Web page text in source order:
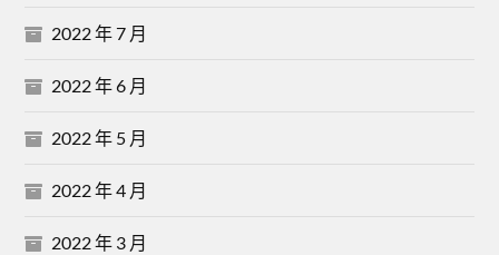
2022 年 7 月
2022 年 6 月
2022 年 5 月
2022 年 4 月
2022 年 3 月